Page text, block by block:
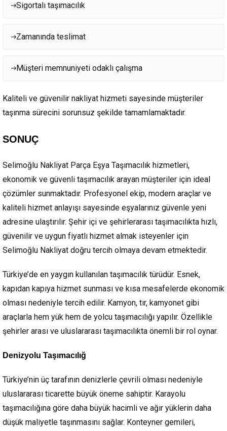
Sigortalı taşımacılık
Zamanında teslimat
Müşteri memnuniyeti odaklı çalışma
Kaliteli ve güvenilir nakliyat hizmeti sayesinde müşteriler
taşınma sürecini sorunsuz şekilde tamamlamaktadır.
SONUÇ
Selimoğlu Nakliyat Parça Eşya Taşımacılık hizmetleri,
ekonomik ve güvenli taşımacılık arayan müşteriler için ideal
çözümler sunmaktadır. Profesyonel ekip, modern araçlar ve
kaliteli hizmet anlayışı sayesinde eşyalarınız güvenle yeni
adresine ulaştırılır. Şehir içi ve şehirlerarası taşımacılıkta hızlı,
güvenilir ve uygun fiyatlı hizmet almak isteyenler için
Selimoğlu Nakliyat doğru tercih olmaya devam etmektedir.
Türkiye’de en yaygın kullanılan taşımacılık türüdür. Esnek,
kapıdan kapıya hizmet sunması ve kısa mesafelerde ekonomik
olması nedeniyle tercih edilir. Kamyon, tır, kamyonet gibi
araçlarla hem yük hem de yolcu taşımacılığı yapılır. Özellikle
şehirler arası ve uluslararası taşımacılıkta önemli bir rol oynar.
Denizyolu Taşımacılığ
Türkiye’nin üç tarafının denizlerle çevrili olması nedeniyle
uluslararası ticarette büyük öneme sahiptir. Karayolu
taşımacılığına göre daha büyük hacimli ve ağır yüklerin daha
düşük maliyetle taşınmasını sağlar. Konteyner gemileri,